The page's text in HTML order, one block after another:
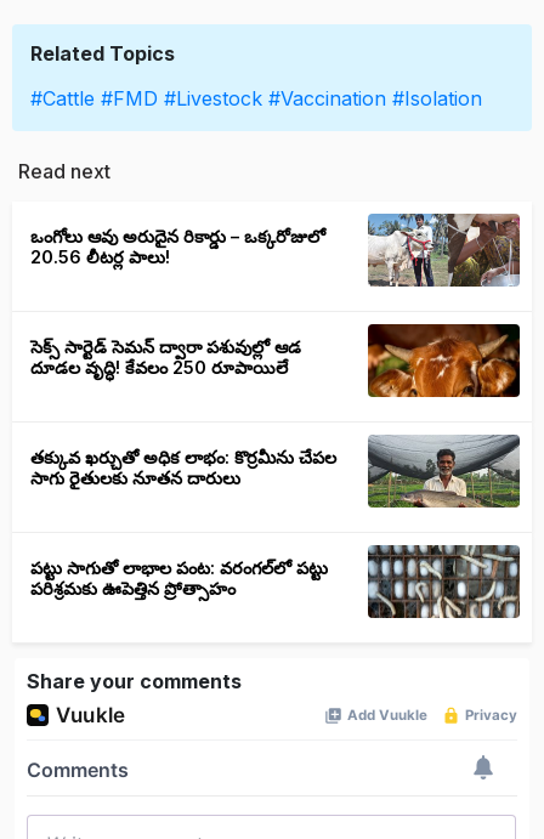
Related Topics
#Cattle #FMD #Livestock #Vaccination #Isolation
Read next
ఒంగోలు ఆవు అరుదైన రికార్డు – ఒక్కరోజులో
20.56 లీటర్ల పాలు!
సెక్స్‌ సార్టెడ్‌ సెమన్‌ ద్వారా పశువుల్లో ఆడ
దూడల వృద్ధి! కేవలం 250 రూపాయిలే
తక్కువ ఖర్చుతో అధిక లాభం: కొర్రమీను చేపల
సాగు రైతులకు నూతన దారులు
పట్టు సాగుతో లాభాల పంట: వరంగల్‌లో పట్టు
పరిశ్రమకు ఊపెత్తిన ప్రోత్సాహం
Share your comments